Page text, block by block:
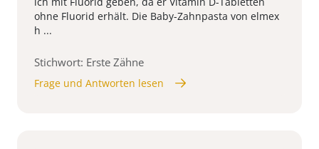
ohne Fluorid erhält. Die Baby-Zahnpasta von elmex
h ...
Stichwort: Erste Zähne
Frage und Antworten lesen